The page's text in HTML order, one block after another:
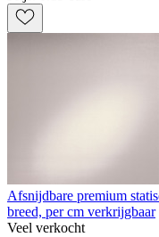
Afsnijdbare premium
breed, per cm verkrijgbaar
Veel verkocht